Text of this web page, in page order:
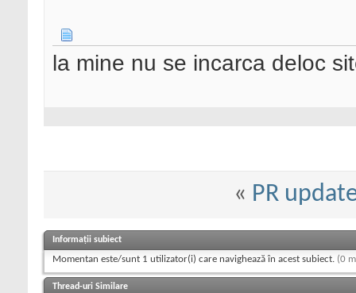
la mine nu se incarca deloc
« PR
Informații subiect
Momentan este/sunt 1 utilizator(i) care navighează în acest subiect. (0
Thread-uri Similare